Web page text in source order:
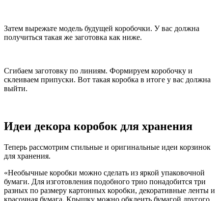
Затем вырежьте модель будущей коробочки. У вас должна
получиться такая же заготовка как ниже.
Сгибаем заготовку по линиям. Формируем коробочку и
склеиваем припуски. Вот такая коробка в итоге у вас должна
выйти.
Идеи декора коробок для хранения
Теперь рассмотрим стильные и оригинальные идеи корзинок
для хранения.
«Необычные коробки можно сделать из яркой упаковочной
бумаги. Для изготовления подобного трио понадобится три
разных по размеру картонных коробки, декоративные ленты и